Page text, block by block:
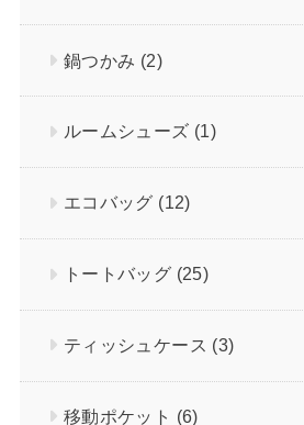
鍋つかみ (2)
ルームシューズ (1)
エコバッグ (12)
トートバッグ (25)
ティッシュケース (3)
移動ポケット (6)